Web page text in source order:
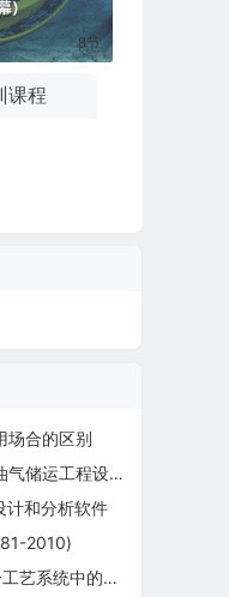
8节
课程
场合的区别
程设计大赛的通知
计和分析软件
2010)
统中的多个部件